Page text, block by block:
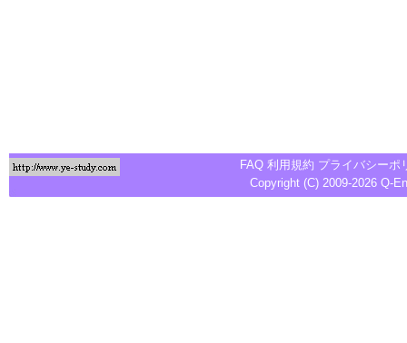
FAQ 利用規約 プライバシーポ
Copyright (C) 2009-2026 Q-